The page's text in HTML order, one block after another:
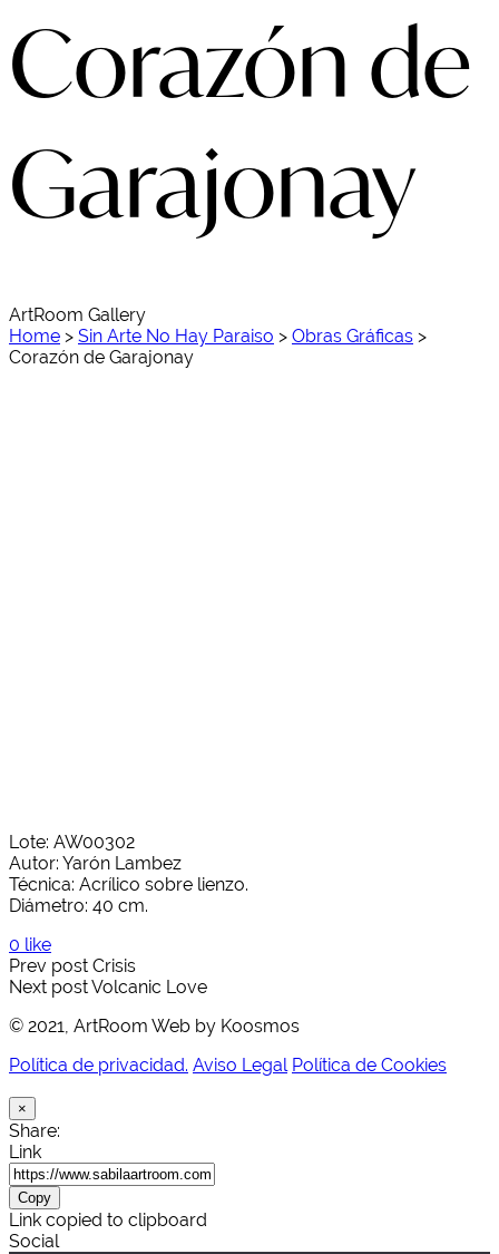
Corazón de
Garajonay
ArtRoom Gallery
Home > Sin Arte No Hay Paraiso > Obras Gráficas >
Corazón de Garajonay
Lote: AW00302
Autor: Yarón Lambez
Técnica: Acrílico sobre lienzo.
Diámetro: 40 cm.
0 like
Prev post Crisis
Next postVolcanic Love
© 2021, ArtRoom Web by Koosmos
Política de privacidad. Aviso Legal Política de Cookies
×
Share:
Link
Copy
Link copied to clipboard
Social